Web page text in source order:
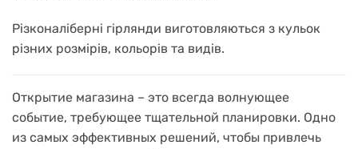
Різконаліберні гірлянди виготовляються з кульок
різних розмірів, кольорів та видів.
Открытие магазина – это всегда волнующее
событие, требующее тщательной планировки. Одно
из самых эффективных решений, чтобы привлечь